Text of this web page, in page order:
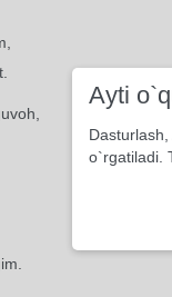
Ayti
o`rgatiladi.